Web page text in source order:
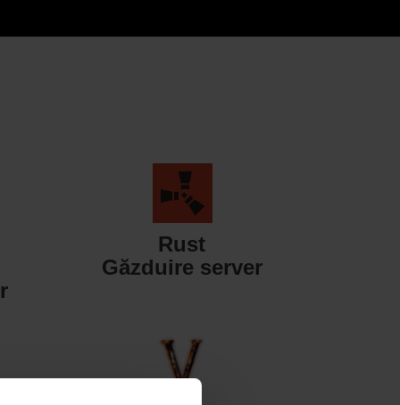
Rust
Găzduire server